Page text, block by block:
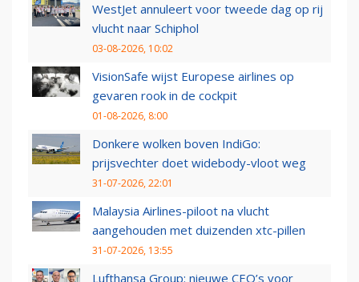
WestJet annuleert voor tweede dag op rij
vlucht naar Schiphol
03-08-2026, 10:02
VisionSafe wijst Europese airlines op
gevaren rook in de cockpit
01-08-2026, 8:00
Donkere wolken boven IndiGo:
prijsvechter doet widebody-vloot weg
31-07-2026, 22:01
Malaysia Airlines-piloot na vlucht
aangehouden met duizenden xtc-pillen
31-07-2026, 13:55
Lufthansa Group: nieuwe CEO’s voor